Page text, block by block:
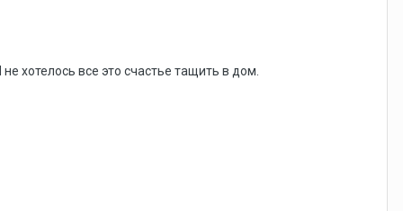
хотелось все это счастье тащить в дом.